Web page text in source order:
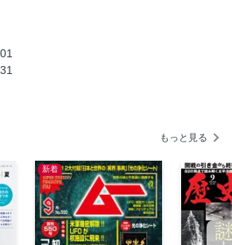
入れる！
ン part1
印Q＆A
御朱印はこうして頂きたい
寺と仏教
限定御朱印」
印トリップ
羅蜜寺、両足院、知恩院、将軍塚
もっと見る
新着